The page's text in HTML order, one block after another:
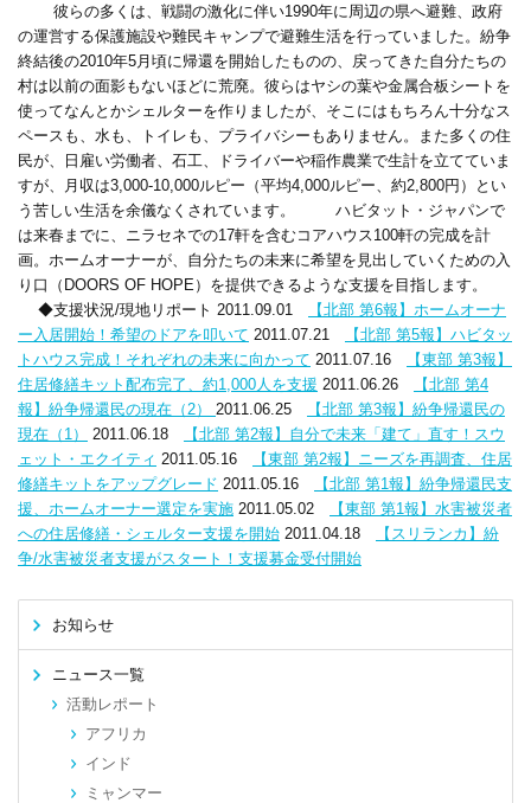
彼らの多くは、戦闘の激化に伴い1990年に周辺の県へ避難、政府
の運営する保護施設や難民キャンプで避難生活を行っていました。紛争
終結後の2010年5月頃に帰還を開始したものの、戻ってきた自分たちの
村は以前の面影もないほどに荒廃。彼らはヤシの葉や金属合板シートを
使ってなんとかシェルターを作りましたが、そこにはもちろん十分なス
ペースも、水も、トイレも、プライバシーもありません。また多くの住
民が、日雇い労働者、石工、ドライバーや稲作農業で生計を立てていま
すが、月収は3,000-10,000ルピー（平均4,000ルピー、約2,800円）とい
う苦しい生活を余儀なくされています。 ハビタット・ジャパンで
は来春までに、ニラセネでの17軒を含むコアハウス100軒の完成を計
画。ホームオーナーが、自分たちの未来に希望を見出していくための入
り口（DOORS OF HOPE）を提供できるような支援を目指します。
◆支援状況/現地リポート 2011.09.01
【北部 第6報】ホームオーナ
ー入居開始！希望のドアを叩いて 2011.07.21
【北部 第5報】ハビタッ
トハウス完成！それぞれの未来に向かって 2011.07.16
【東部 第3報】
住居修繕キット配布完了、約1,000人を支援 2011.06.26
【北部 第4
報】紛争帰還民の現在（2） 2011.06.25
【北部 第3報】紛争帰還民の
現在（1）
2011.06.18
【北部 第2報】自分で未来「建て」直す！スウ
ェット・エクイティ 2011.05.16
【東部 第2報】ニーズを再調査、住居
修繕キットをアップグレード 2011.05.16
【北部 第1報】紛争帰還民支
援、ホームオーナー選定を実施 2011.05.02
【東部 第1報】水害被災者
への住居修繕・シェルター支援を開始 2011.04.18
【スリランカ】紛
争/水害被災者支援がスタート！支援募金受付開始
お知らせ
ニュース一覧
活動レポート
アフリカ
インド
ミャンマー